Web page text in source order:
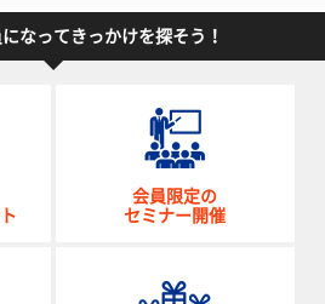
なってきっかけを探そう！
会員限定の
セミナー開催